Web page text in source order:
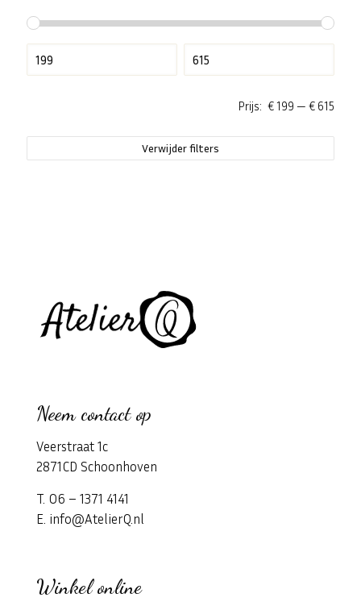
Prijs: € 199 — € 615
Verwijder filters
Neem contact op
Veerstraat 1c
2871CD Schoonhoven
T. 06 – 1371 4141
E. info@AtelierQ.nl
Winkel online